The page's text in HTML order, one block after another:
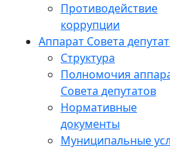
Противодействие
коррупции
Аппарат Совета
Структура
Полномочия
Совета депутатов
Нормативные
документы
Муниципальные